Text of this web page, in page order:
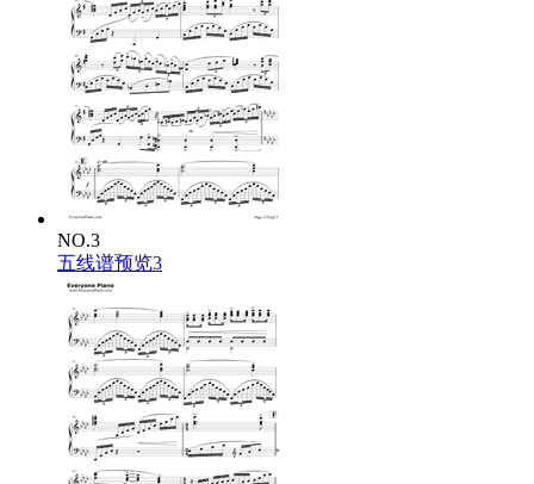
NO.3
五线谱预览3